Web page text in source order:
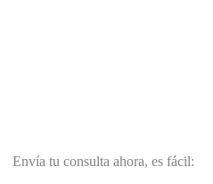
Envía tu consulta ahora, es fácil: